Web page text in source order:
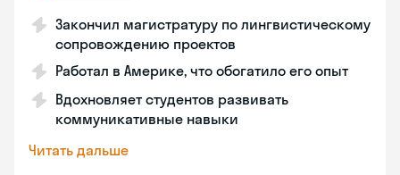
Закончил магистратуру по лингвистическому
сопровождению проектов
Работал в Америке, что обогатило его опыт
Вдохновляет студентов развивать
коммуникативные навыки
Читать дальше